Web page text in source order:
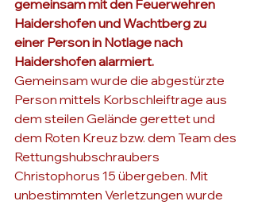
gemeinsam mit den Feuerwehren
Haidershofen und Wachtberg zu
einer Person in Notlage nach
Haidershofen alarmiert.
Gemeinsam wurde die abgestürzte
Person mittels Korbschleiftrage aus
dem steilen Gelände gerettet und
dem Roten Kreuz bzw. dem Team des
Rettungshubschraubers
Christophorus 15 übergeben. Mit
unbestimmten Verletzungen wurde